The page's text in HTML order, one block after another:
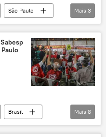
São Paulo
(CPTM)
Mais 3
Brasil
Mais 8